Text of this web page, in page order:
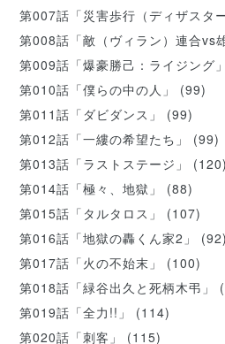
第007話「災害歩行（ディザスタ
第008話「敵（ヴィラン）連合vs
第009話「爆豪勝己：ライジング」
第010話「僕らの中の人」
(99)
第011話「ダビダンス」
(99)
第012話「一縷の希望たち」
(99)
第013話「ラストステージ」
(120)
第014話「極々、地獄」
(88)
第015話「タルタロス」
(107)
第016話「地獄の轟くん家2」
(92)
第017話「火の不始末」
(100)
第018話「緑谷出久と死柄木弔」
第019話「全力!!」
(114)
第020話「刺客」
(115)